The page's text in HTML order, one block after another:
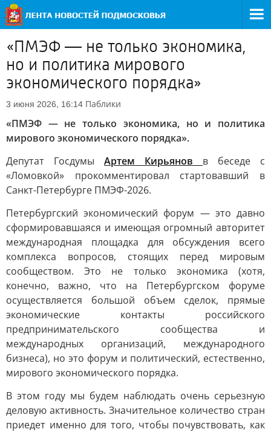
«ПМЭФ — не только экономика,
но и политика мирового
экономического порядка»
3 июня 2026, 16:14 Паблики
«ПМЭФ — не только экономика, но и политика
мирового экономического порядка».
Депутат Госдумы Артем Кирьянов в беседе с
«Ломовкой» прокомментировал стартовавший в
Санкт-Петербурге ПМЭФ-2026.
Петербургский экономический форум — это давно
сформировавшаяся и имеющая огромный авторитет
международная площадка для обсуждения всего
комплекса вопросов, стоящих перед мировым
сообществом. Это не только экономика (хотя,
конечно, важно, что на Петербургском форуме
осуществляется большой объем сделок, прямые
экономические контакты российского
предпринимательского сообщества и
международных организаций, международного
бизнеса), но это форум и политический, естественно,
мирового экономического порядка.
В этом году мы будем наблюдать очень серьезную
деловую активность. Значительное количество стран
приедет именно для того, чтобы почувствовать, как